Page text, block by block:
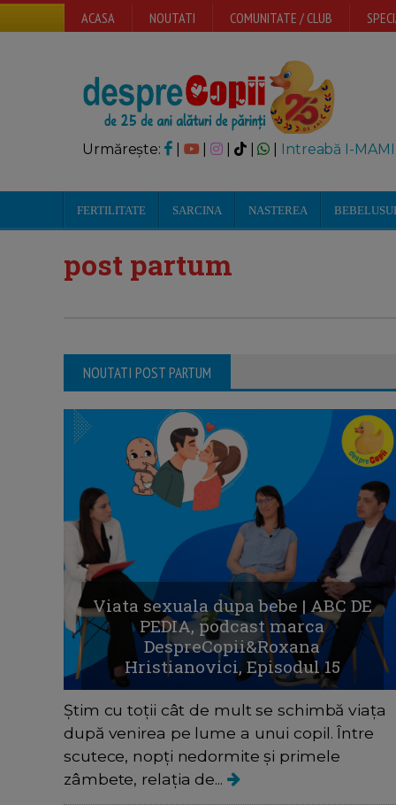
ACASA NOUTATI COMUNITATE / CLUB
Urmărește: | | Intreabă I-MAMI
FERTILITATE SARCINA NASTEREA
post partum
NOUTATI POST PARTUM
Viata sexuala dupa bebe | ABC DE
PEDIA, podcast marca
DespreCopii&Roxana
Hristianovici, Episodul 15
Știm cu toții cât de mult se schimbă viața
după venirea pe lume a unui copil. Între
scutece, nopți nedormite și primele
zâmbete, relația de...